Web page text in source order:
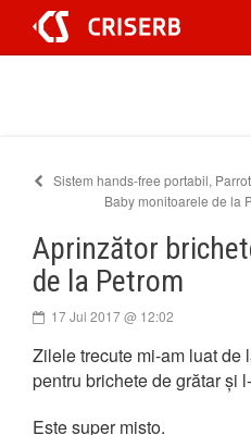
conținut
Sistem hands-free portabil,
Baby monitoarele de la
Aprinzător
de la Petrom
17 Jul 2017 @ 12:02
Zilele trecute mi-am luat de
pentru brichete de grătar și
Este super mișto.